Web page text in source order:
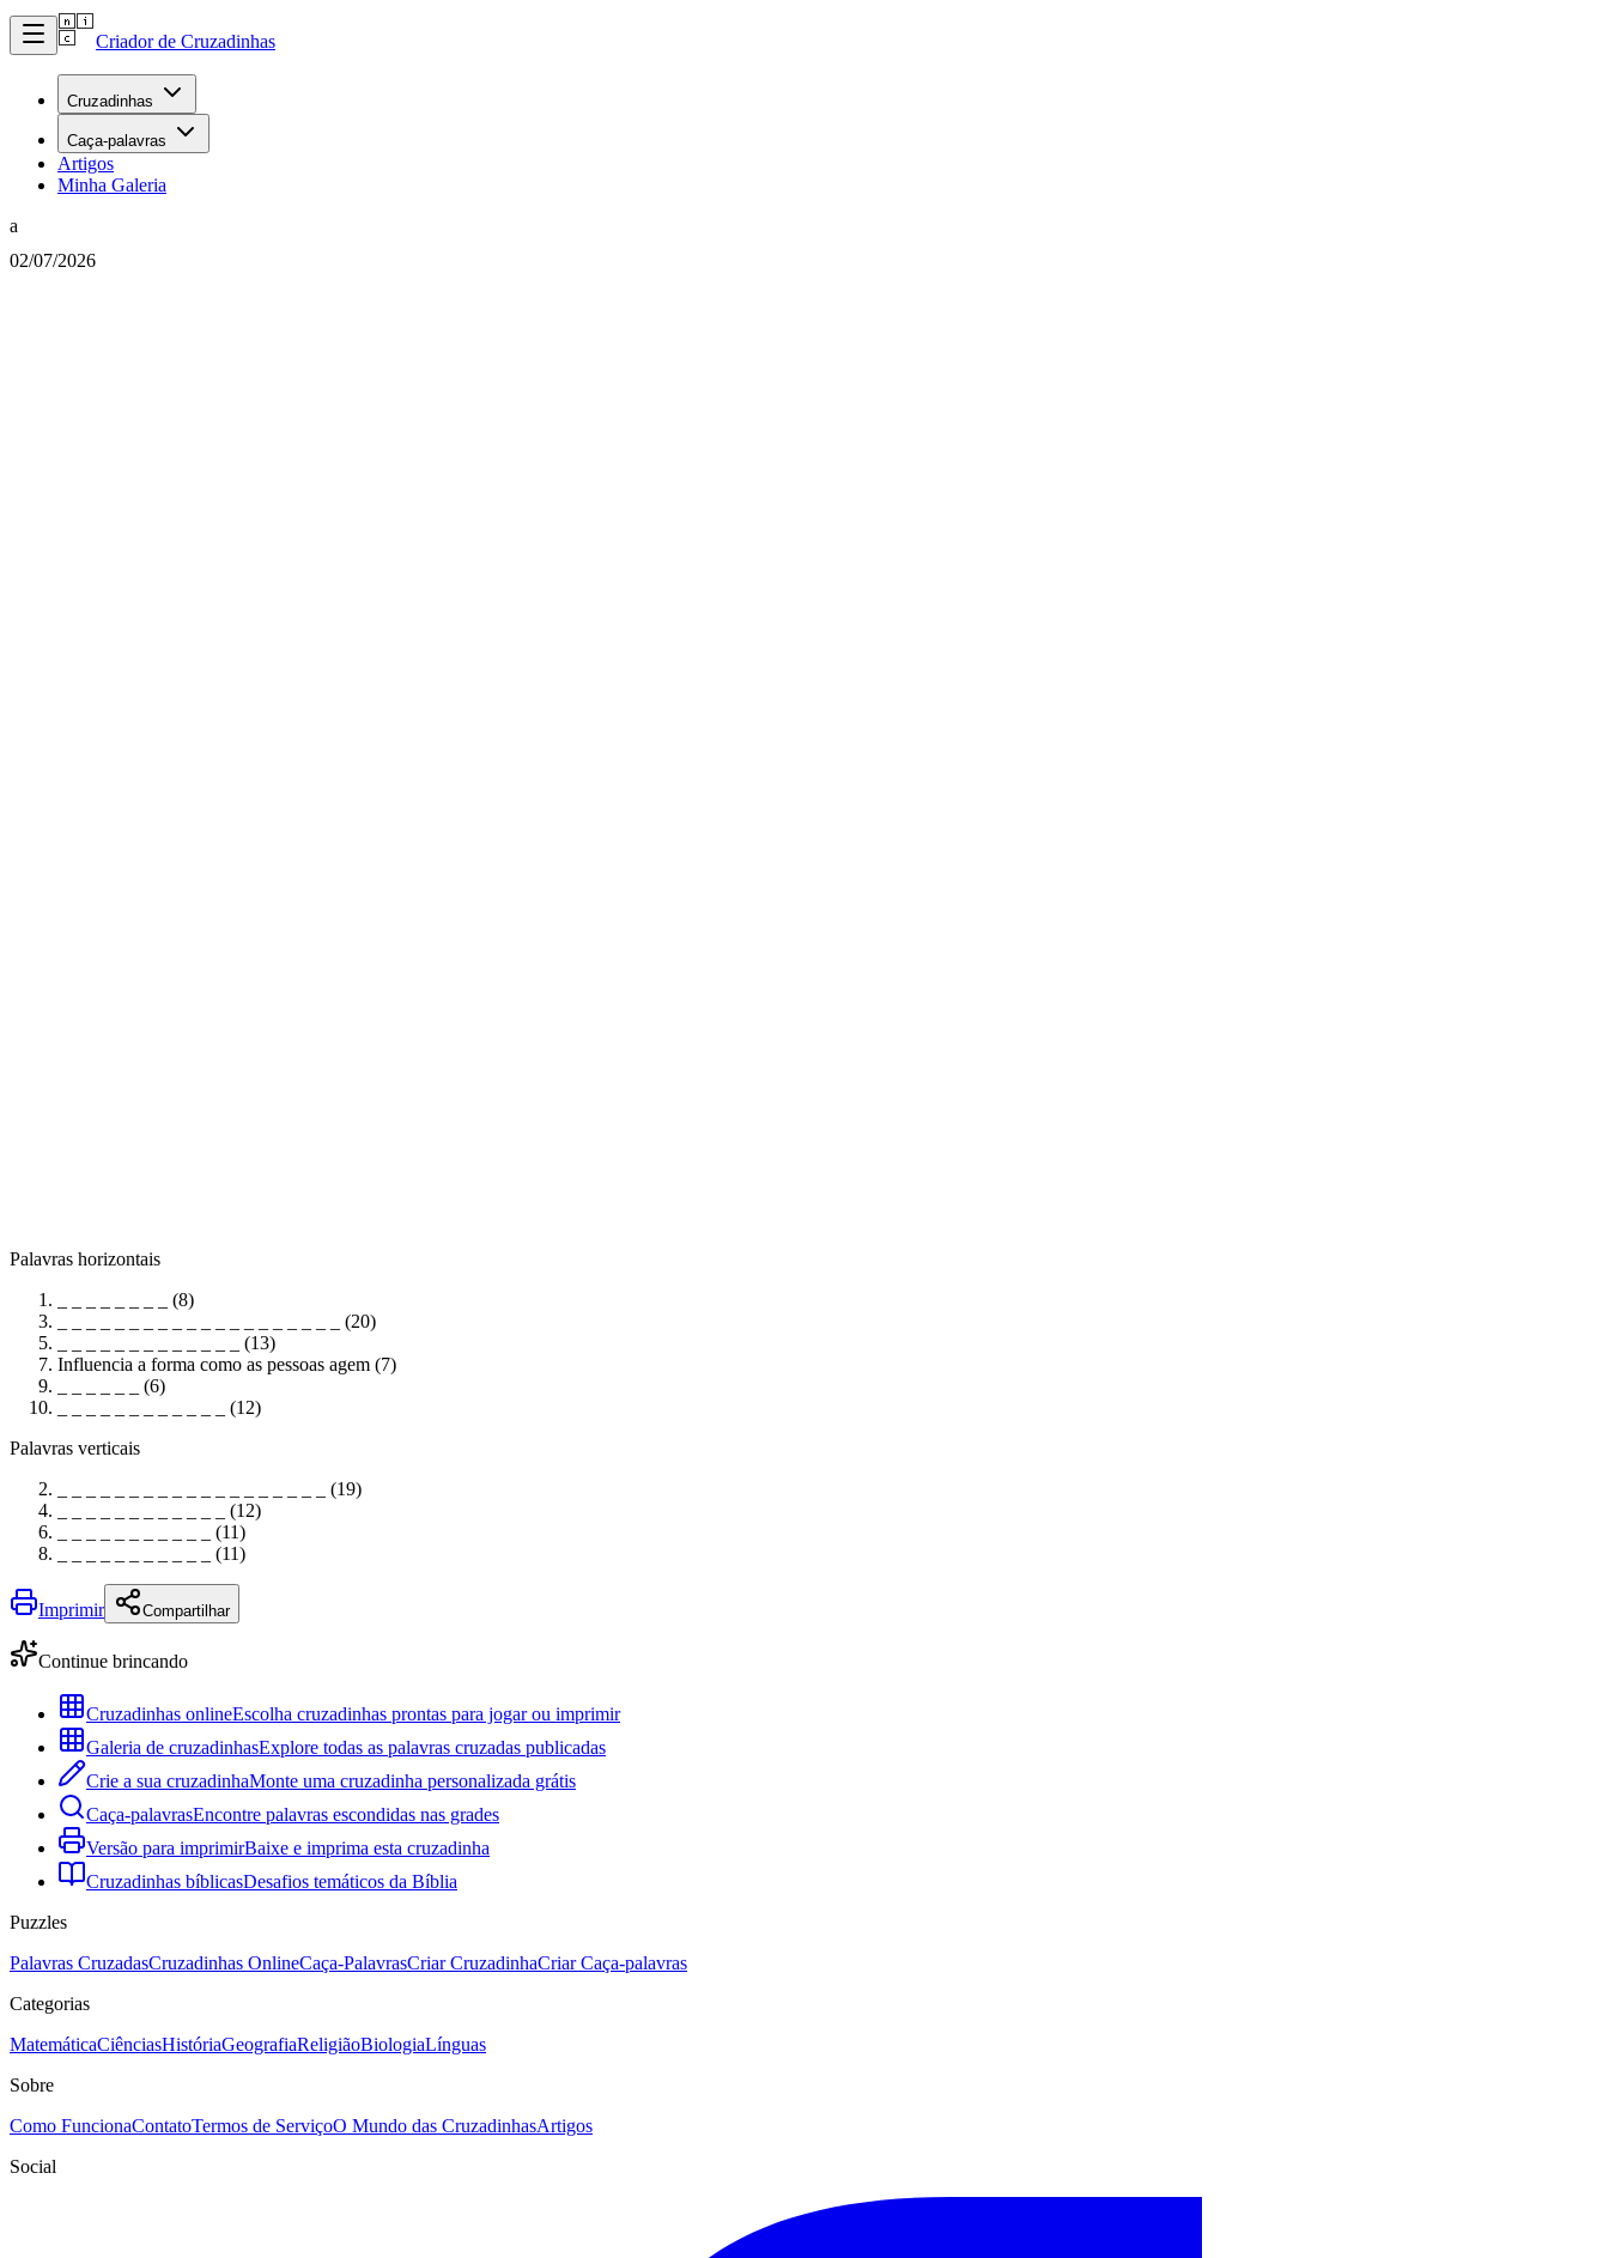
Criador de Cruzadinhas
Cruzadinhas
Caça-palavras
Artigos
Minha Galeria
a
02/07/2026
Palavras horizontais
_ _ _ _ _ _ _ _ (8)
_ _ _ _ _ _ _ _ _ _ _ _ _ _ _ _ _ _ _ _ (20)
_ _ _ _ _ _ _ _ _ _ _ _ _ (13)
Influencia a forma como as pessoas agem (7)
_ _ _ _ _ _ (6)
_ _ _ _ _ _ _ _ _ _ _ _ (12)
Palavras verticais
_ _ _ _ _ _ _ _ _ _ _ _ _ _ _ _ _ _ _ (19)
_ _ _ _ _ _ _ _ _ _ _ _ (12)
_ _ _ _ _ _ _ _ _ _ _ (11)
_ _ _ _ _ _ _ _ _ _ _ (11)
Imprimir Compartilhar
Continue brincando
Cruzadinhas onlineEscolha cruzadinhas prontas para jogar ou imprimir
Galeria de cruzadinhasExplore todas as palavras cruzadas publicadas
Crie a sua cruzadinhaMonte uma cruzadinha personalizada grátis
Caça-palavrasEncontre palavras escondidas nas grades
Versão para imprimirBaixe e imprima esta cruzadinha
Cruzadinhas bíblicasDesafios temáticos da Bíblia
Puzzles
Palavras CruzadasCruzadinhas OnlineCaça-PalavrasCriar CruzadinhaCriar Caça-palavras
Categorias
MatemáticaCiênciasHistóriaGeografiaReligiãoBiologiaLínguas
Sobre
Como FuncionaContatoTermos de ServiçoO Mundo das CruzadinhasArtigos
Social